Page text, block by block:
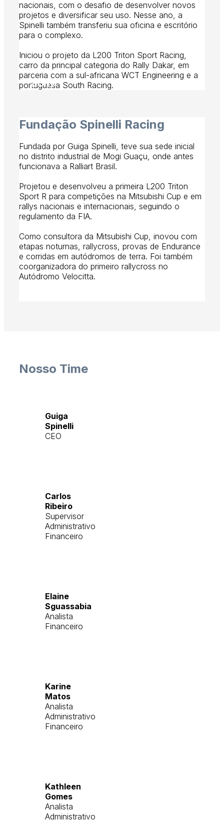
nacionais, com o desafio de desenvolver novos
projetos e diversificar seu uso. Nesse ano, a
Spinelli também transferiu sua oficina e escritório
para o complexo.
Iniciou o projeto da L200 Triton Sport Racing,
carro da principal categoria do Rally Dakar, em
parceria com a sul-africana WCT Engineering e a
portuguesa South Racing.
2017
Fundação Spinelli Racing
Fundada por Guiga Spinelli, teve sua sede inicial
no distrito industrial de Mogi Guaçu, onde antes
funcionava a Ralliart Brasil.
Projetou e desenvolveu a primeira L200 Triton
Sport R para competições na Mitsubishi Cup e em
rallys nacionais e internacionais, seguindo o
regulamento da FIA.
Como consultora da Mitsubishi Cup, inovou com
etapas noturnas, rallycross, provas de Endurance
e corridas em autódromos de terra. Foi também
coorganizadora do primeiro rallycross no
Autódromo Velocitta.
Nosso Time
Guiga
Spinelli
CEO
Carlos
Ribeiro
Supervisor
Administrativo
Financeiro
Elaine
Sguassabia
Analista
Financeiro
Karine
Matos
Analista
Administrativo
Financeiro
Kathleen
Gomes
Analista
Administrativo